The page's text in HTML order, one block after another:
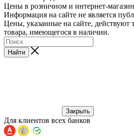
Цены в розничном и интернет-
Информация на сайте не является
Цены, указанные на сайте, действуют
товара, имеющегося в наличии.
Найти
Закрыть
Для клиентов всех банков